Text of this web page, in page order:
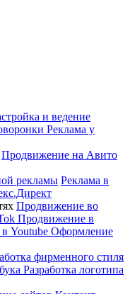
и ведение
Реклама у
Продвижение на Авито
рекламы Реклама в
Продвижение во
Продвижение в
Youtube Оформление
фирменного стиля
Разработка логотипа